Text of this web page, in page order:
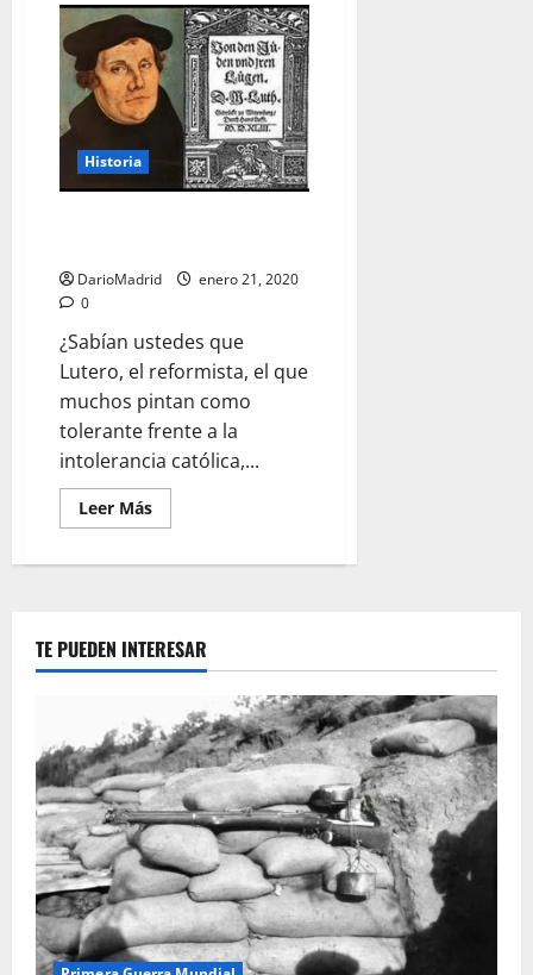
La
«Doncella
de
Hierro»
no
fue
empleada
como
método
tortura
por
existió.
Historia
DarioMadrid
enero 21, 2020
0
¿Sabían ustedes que
Lutero, el reformista, el que
muchos pintan como
tolerante frente a la
intolerancia católica,...
Leer MásLeer
más
Lutero,
TE PUEDEN INTERESAR